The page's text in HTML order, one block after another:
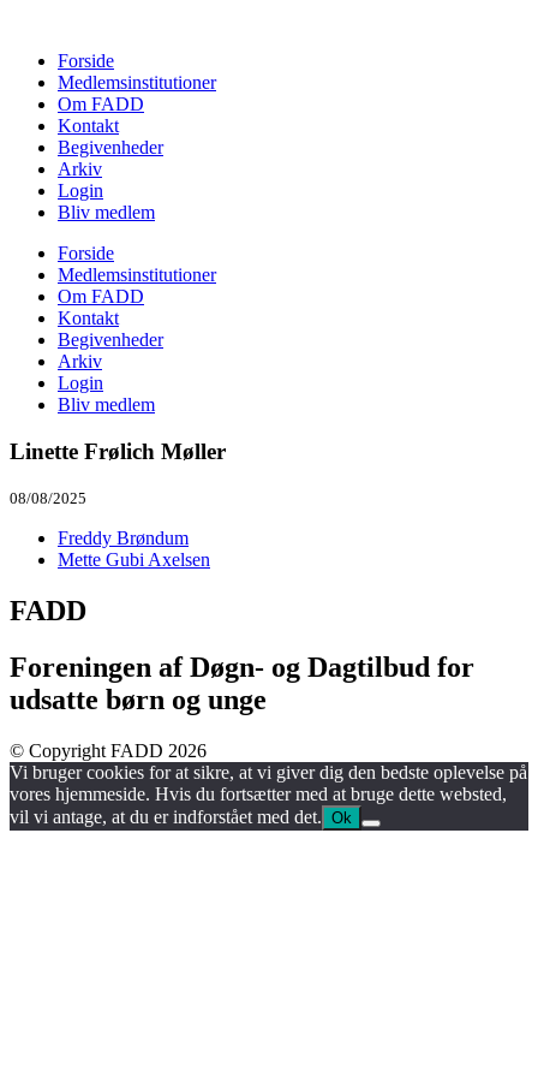
Forside
Medlemsinstitutioner
Om FADD
Kontakt
Begivenheder
Arkiv
Login
Bliv medlem
Forside
Medlemsinstitutioner
Om FADD
Kontakt
Begivenheder
Arkiv
Login
Bliv medlem
Linette Frølich Møller
08/08/2025
Freddy Brøndum
Mette Gubi Axelsen
FADD
Foreningen af Døgn- og Dagtilbud for
udsatte børn og unge
© Copyright FADD 2026
Vi bruger cookies for at sikre, at vi giver dig den bedste oplevelse på
vores hjemmeside. Hvis du fortsætter med at bruge dette websted,
vil vi antage, at du er indforstået med det. Ok